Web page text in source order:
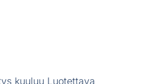
kuuluu Luotettava